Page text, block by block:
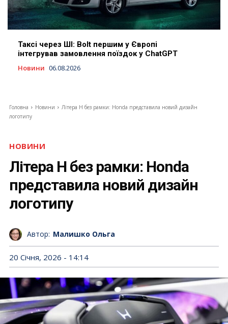
Таксі через ШІ: Bolt першим у Європі
інтегрував замовлення поїздок у ChatGPT
Новини 06.08.2026